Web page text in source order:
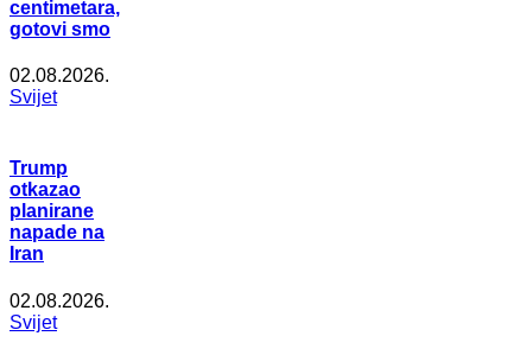
centimetara,
gotovi smo
02.08.2026.
Svijet
Trump
otkazao
planirane
napade na
Iran
02.08.2026.
Svijet